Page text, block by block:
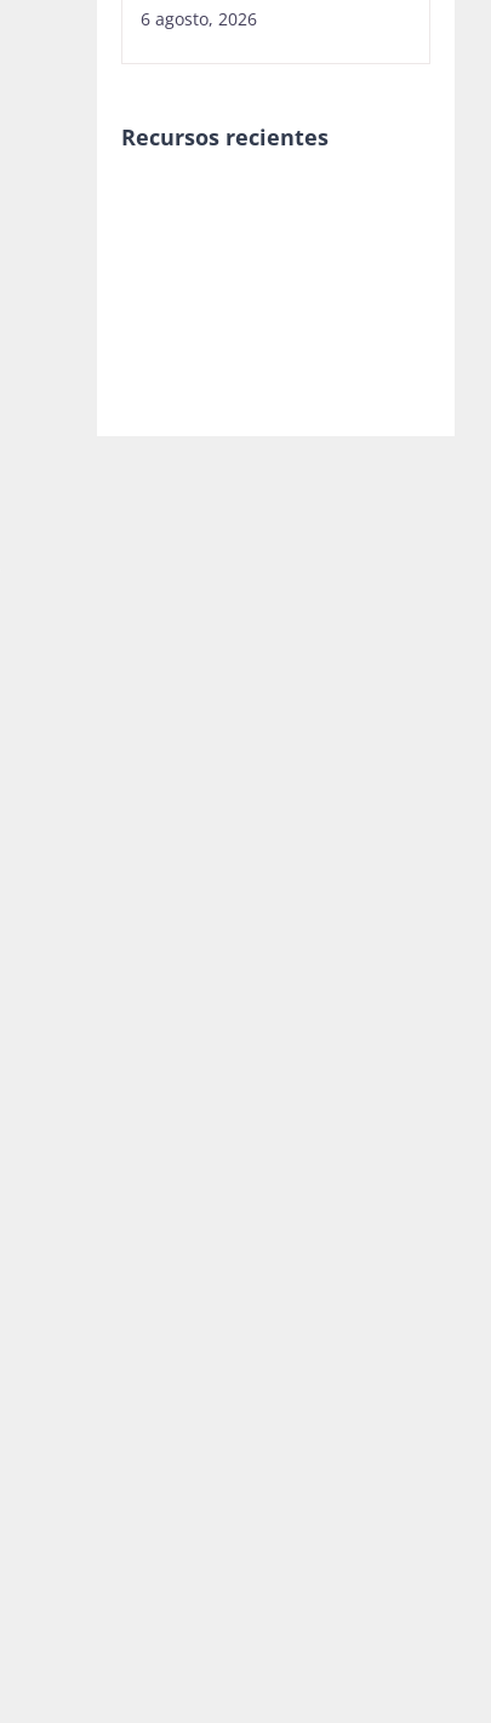
6 agosto, 2026
Recursos recientes